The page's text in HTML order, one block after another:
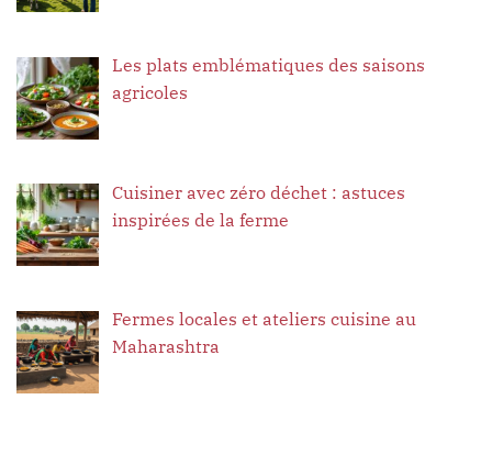
Les plats emblématiques des saisons
agricoles
Cuisiner avec zéro déchet : astuces
inspirées de la ferme
Fermes locales et ateliers cuisine au
Maharashtra